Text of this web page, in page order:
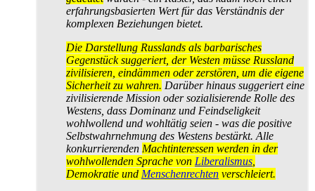
erfahrungs­basierten Wert für das Verständnis der
komplexen Beziehungen bietet.
Die Darstellung Russlands als barbarisches
Gegenstück suggeriert, der Westen müsse Russland
zivilisieren, eindämmen oder zerstören, um die eigene
Sicherheit zu wahren. Darüber hinaus suggeriert eine
zivilisierende Mission oder sozialisierende Rolle des
Westens, dass Dominanz und Feindseligkeit
wohlwollend und wohltätig seien - was die positive
Selbstwahrnehmung des Westens bestärkt. Alle
konkurrierenden Machtinteressen werden in der
wohlwollenden Sprache von Liberalismus
Demokratie und Menschenrechten verschleiert.